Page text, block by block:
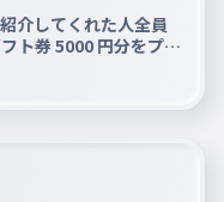
介してくれた人全員
ト券 5000 円分をプレ